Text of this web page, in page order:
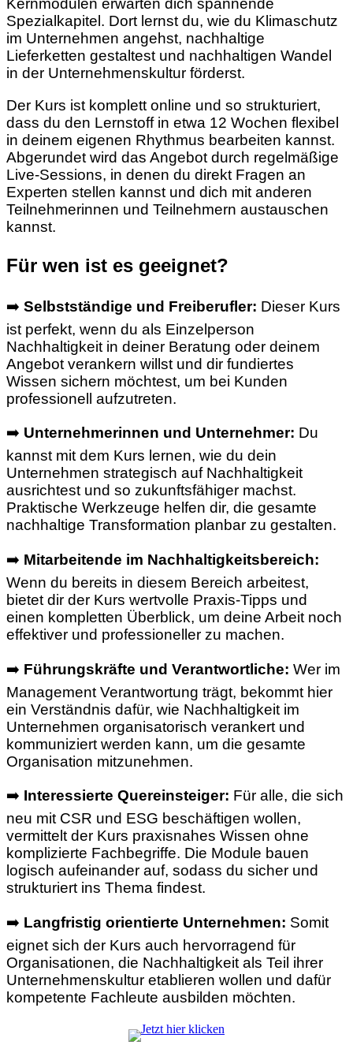
Kernmodulen erwarten dich spannende
Spezialkapitel. Dort lernst du, wie du Klimaschutz
im Unternehmen angehst, nachhaltige
Lieferketten gestaltest und nachhaltigen Wandel
in der Unternehmenskultur förderst.
Der Kurs ist komplett online und so strukturiert,
dass du den Lernstoff in etwa 12 Wochen flexibel
in deinem eigenen Rhythmus bearbeiten kannst.
Abgerundet wird das Angebot durch regelmäßige
Live-Sessions, in denen du direkt Fragen an
Experten stellen kannst und dich mit anderen
Teilnehmerinnen und Teilnehmern austauschen
kannst.
Für wen ist es geeignet?
➡️ Selbstständige und Freiberufler: Dieser Kurs
ist perfekt, wenn du als Einzelperson
Nachhaltigkeit in deiner Beratung oder deinem
Angebot verankern willst und dir fundiertes
Wissen sichern möchtest, um bei Kunden
professionell aufzutreten.
➡️ Unternehmerinnen und Unternehmer: Du
kannst mit dem Kurs lernen, wie du dein
Unternehmen strategisch auf Nachhaltigkeit
ausrichtest und so zukunftsfähiger machst.
Praktische Werkzeuge helfen dir, die gesamte
nachhaltige Transformation planbar zu gestalten.
➡️ Mitarbeitende im Nachhaltigkeitsbereich:
Wenn du bereits in diesem Bereich arbeitest,
bietet dir der Kurs wertvolle Praxis-Tipps und
einen kompletten Überblick, um deine Arbeit noch
effektiver und professioneller zu machen.
➡️ Führungskräfte und Verantwortliche: Wer im
Management Verantwortung trägt, bekommt hier
ein Verständnis dafür, wie Nachhaltigkeit im
Unternehmen organisatorisch verankert und
kommuniziert werden kann, um die gesamte
Organisation mitzunehmen.
➡️ Interessierte Quereinsteiger: Für alle, die sich
neu mit CSR und ESG beschäftigen wollen,
vermittelt der Kurs praxisnahes Wissen ohne
komplizierte Fachbegriffe. Die Module bauen
logisch aufeinander auf, sodass du sicher und
strukturiert ins Thema findest.
➡️ Langfristig orientierte Unternehmen: Somit
eignet sich der Kurs auch hervorragend für
Organisationen, die Nachhaltigkeit als Teil ihrer
Unternehmenskultur etablieren wollen und dafür
kompetente Fachleute ausbilden möchten.